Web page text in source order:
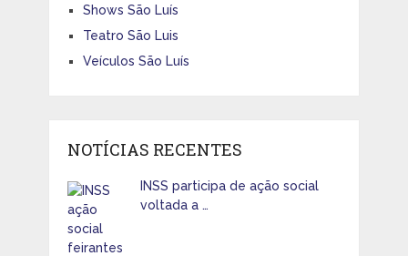
Shows São Luís
Teatro São Luis
Veículos São Luís
NOTÍCIAS RECENTES
INSS participa de ação social
voltada a …